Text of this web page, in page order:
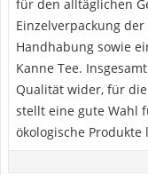
für den alltäglichen
Einzelverpackung
Handhabung sowie
Kanne Tee.
Qualität wider, für
stellt eine gute Wahl
ökologische Produkte